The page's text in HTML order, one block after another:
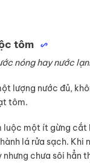
tôm
nóng hay nước
lượng nước đủ,
tôm.
luộc một ít gừng cắt
lá rửa sạch. Khi
chưa sôi hẳn